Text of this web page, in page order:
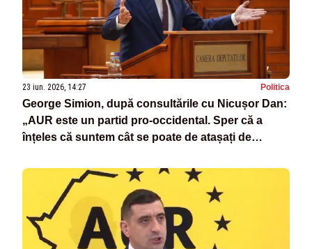
23 iun. 2026, 14:27 Politica
George Simion, după consultările cu Nicușor Dan:
„AUR este un partid pro-occidental. Sper că a
înțeles că suntem cât se poate de atașați de